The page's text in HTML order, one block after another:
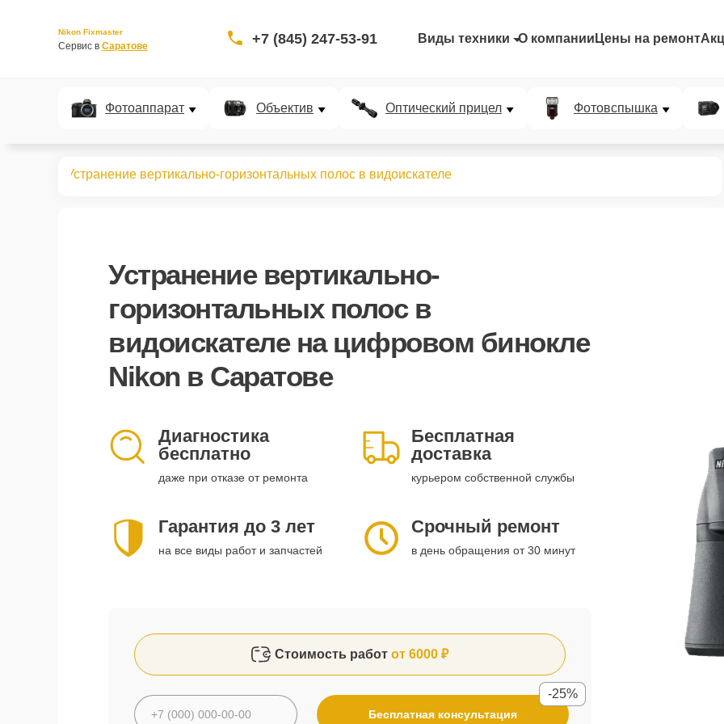
Nikon Fixmaster
Сервис в Саратове +7 (845) 247-53-91 Виды техники О компании Цены на ремонт
Фотоаппарат Объектив Оптический прицел Фотовспышка
Устранение вертикально-горизонтальных полос в видоискателе
Устранение вертикально-
горизонтальных полос в
видоискателена цифровом бинокле
Nikon в Саратове
Диагностика
бесплатно
даже при отказе от ремонта
Бесплатная
доставка
курьером собственной службы
Гарантия до 3 лет
на все виды работ и запчастей
Срочный ремонт
в день обращения от 30 минут
Стоимость работ от 6000 ₽
Бесплатная консультация
-25%